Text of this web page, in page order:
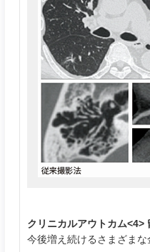
クリニカルアウトカム<4>
今後増え続けるさまざまな